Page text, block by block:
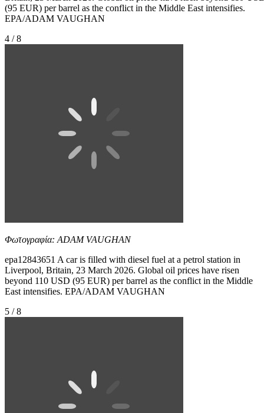
(95 EUR) per barrel as the conflict in the Middle East intensifies.
EPA/ADAM VAUGHAN
4 / 8
Φωτογραφία: ADAM VAUGHAN
epa12843651 A car is filled with diesel fuel at a petrol station in
Liverpool, Britain, 23 March 2026. Global oil prices have risen
beyond 110 USD (95 EUR) per barrel as the conflict in the Middle
East intensifies. EPA/ADAM VAUGHAN
5 / 8